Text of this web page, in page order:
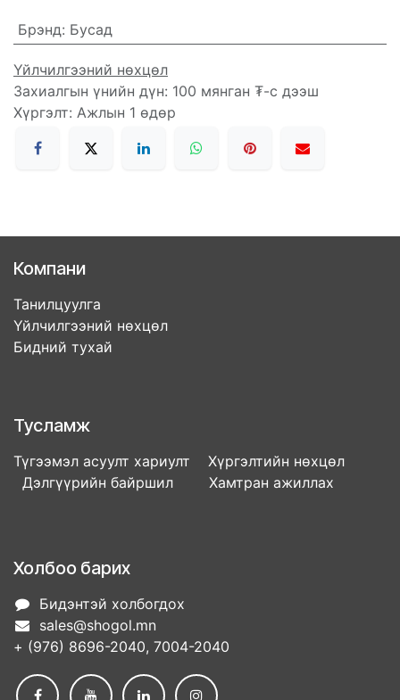
Брэнд: Бусад
Үйлчилгээний нөхцөл
Захиалгын үнийн дүн: 100 мянган ₮-с дээш
Хүргэлт: Ажлын 1 өдөр
Компани
Танилцуулга
Үйлчилгээний нөхцөл
Бидний тухай
Тусламж
Түгээмэл асуулт хариулт Хүргэлтийн нөхцөл
Дэлгүүрийн байршил Хамтран ажиллах
Холбоо барих
Бидэнтэй холбогдох
sales@shogol.mn
+ (976) 8696-2040, 7004-2040